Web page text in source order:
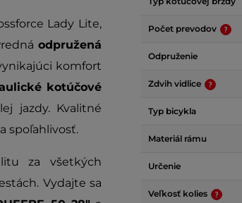
Lady Lite,
odpružená
komfort
kotúčové
jazdy. Kvalitné
spoľahlivosť.
za všetkých
Vydajte sa
Počet prevodov
Odpruženie
Zdvih vidlice
Typ bicykla
Materiál rámu
Určenie
Veľkosť kolies